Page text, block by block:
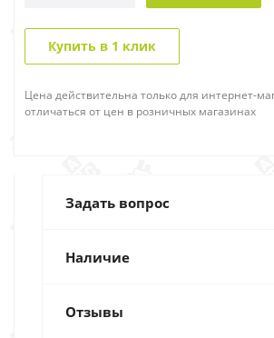
Купить в 1 клик
Цена действительна только для интернет-
отличаться от цен в розничных магазинах
Задать вопрос
Наличие
Отзывы